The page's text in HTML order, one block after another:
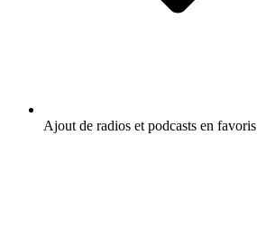
Ajout de radios et podcasts en favoris